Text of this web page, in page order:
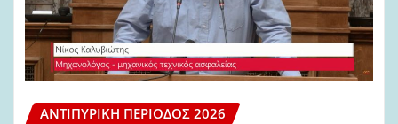
ΑΝΤΙΠΥΡΙΚΉ ΠΕΡΊΟΔΟΣ 2026